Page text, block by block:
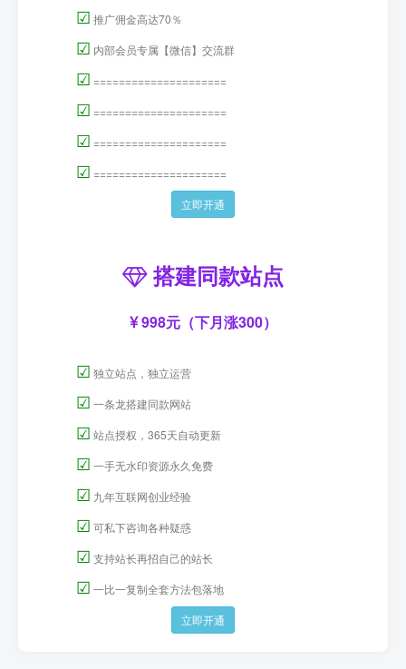
☑ 推广佣金高达70％
☑ 内部会员专属【微信】交流群
☑ =====================
☑ =====================
☑ =====================
☑ =====================
立即开通
搭建同款站点
998元（下月涨300）
☑ 独立站点，独立运营
☑ 一条龙搭建同款网站
☑ 站点授权，365天自动更新
☑ 一手无水印资源永久免费
☑ 九年互联网创业经验
☑ 可私下咨询各种疑惑
☑ 支持站长再招自己的站长
☑ 一比一复制全套方法包落地
立即开通